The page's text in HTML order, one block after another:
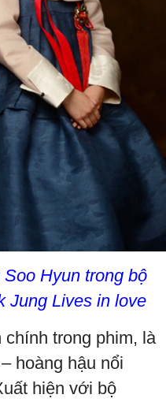
Hyun trong bộ
Jung Lives in love
trong phim, là
hoàng hậu nổi
hiện với bộ